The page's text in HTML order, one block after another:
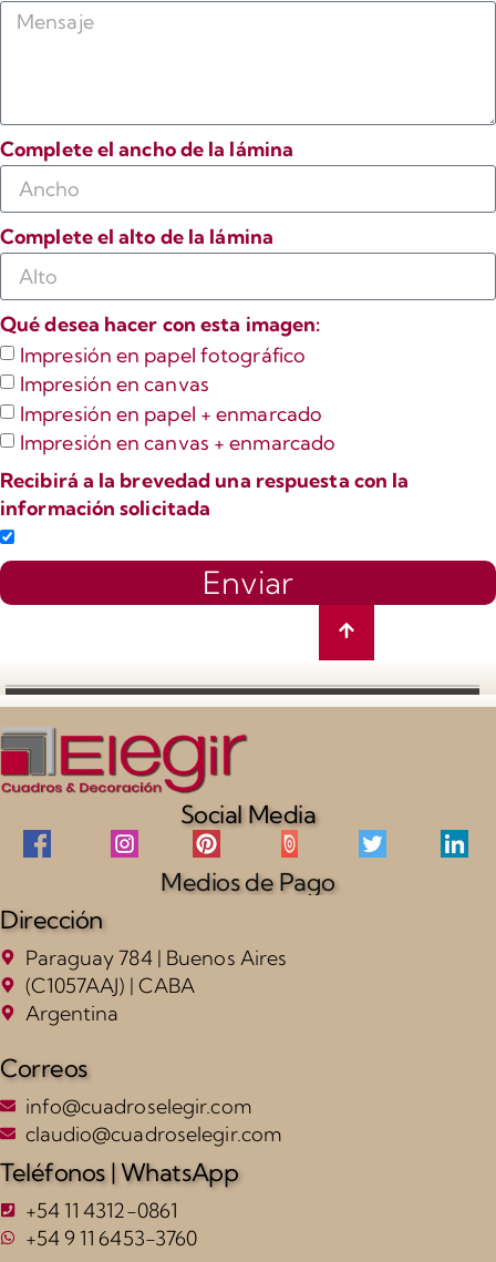
Complete el ancho de la lámina
Complete el alto de la lámina
Qué desea hacer con esta imagen:
Impresión en papel fotográfico
Impresión en canvas
Impresión en papel + enmarcado
Impresión en canvas + enmarcado
Recibirá a la brevedad una respuesta con la
información solicitada
Enviar
Social Media
Medios de Pago
Dirección
Paraguay 784 | Buenos Aires
(C1057AAJ) | CABA
Argentina
Correos
info@cuadroselegir.com
claudio@cuadroselegir.com
Teléfonos | WhatsApp
+54 11 4312-0861
+54 9 11 6453-3760